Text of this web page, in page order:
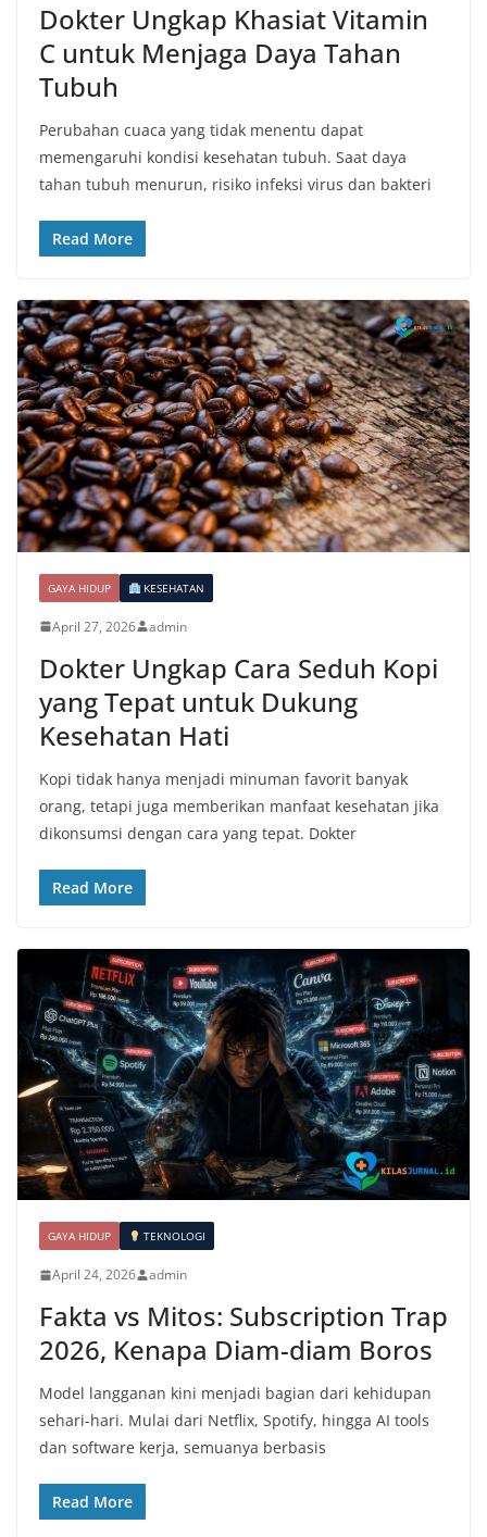
Dokter Ungkap Khasiat Vitamin
C untuk Menjaga Daya Tahan
Tubuh
Perubahan cuaca yang tidak menentu dapat
memengaruhi kondisi kesehatan tubuh. Saat daya
tahan tubuh menurun, risiko infeksi virus dan bakteri
Read More
GAYA HIDUP KESEHATAN
April 27, 2026 admin
Dokter Ungkap Cara Seduh Kopi
yang Tepat untuk Dukung
Kesehatan Hati
Kopi tidak hanya menjadi minuman favorit banyak
orang, tetapi juga memberikan manfaat kesehatan jika
dikonsumsi dengan cara yang tepat. Dokter
Read More
GAYA HIDUP TEKNOLOGI
April 24, 2026 admin
Fakta vs Mitos: Subscription Trap
2026, Kenapa Diam-diam Boros
Model langganan kini menjadi bagian dari kehidupan
sehari-hari. Mulai dari Netflix, Spotify, hingga AI tools
dan software kerja, semuanya berbasis
Read More